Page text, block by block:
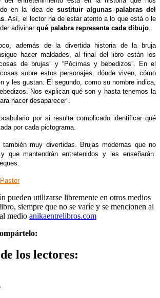
en la idea de sustituir algunas palabras del
. Así, el lector ha de estar atento a lo que está o le
adivinar qué palabra representa cada dibujo
además de la divertida historia de la bruja
hacer maldades, al final del libro están los
de brujas” y “Pócimas y bebedizos”. En el
sobre estos personajes, dónde viven, cómo
y les gustan. El segundo, como su nombre indica,
Nos explican qué son y hasta tenemos la
hacer desaparecer”.
por si resulta complicado identificar qué
por cada pictograma.
muy divertidas. Brujas modernas que no
que mantendrán entretenidos y les enseñarán
pueden utilizarse libremente en otros medios
siempre que no se varíe y se mencionen al
medio anikaentrelibros.com
los lectores: